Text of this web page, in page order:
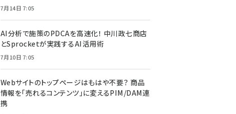
7月14日 7:05
AI分析で施策のPDCAを高速化！ 中川政七商店
とSprocketが実践するAI活用術
7月10日 7:05
Webサイトのトップページはもはや不要？ 商品
情報を「売れるコンテンツ」に変えるPIM/DAM連
携